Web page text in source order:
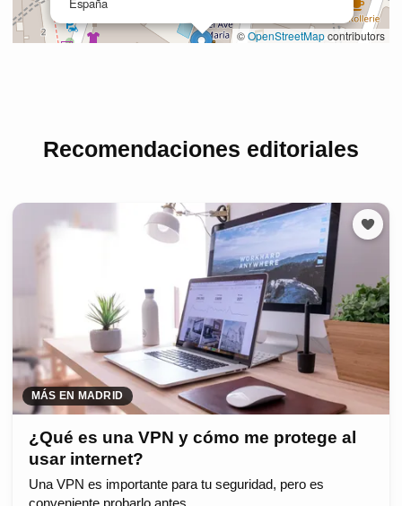
Recomendaciones editoriales
MÁS EN MADRID
¿Qué es una VPN y cómo me protege al
usar internet?
Una VPN es importante para tu seguridad, pero es
conveniente probarlo antes